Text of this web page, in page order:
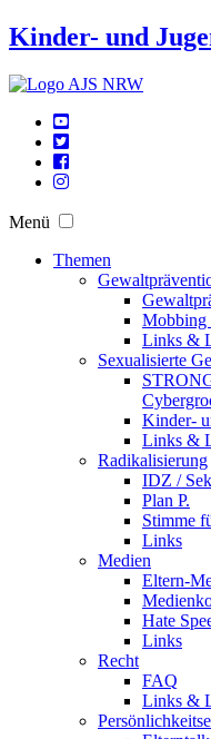
Kinder- und
Menü
Themen
Mobbing
Links &
Sexualisierte
Kinder-
Links &
Radikalisierung
IDZ /
Plan P.
Stimme
Links
Medien
Eltern-
Hate
Links
Recht
FAQ
Links &